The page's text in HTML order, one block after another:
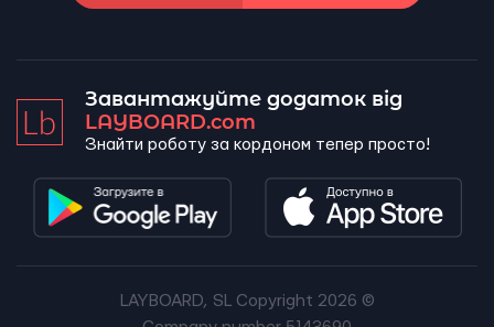
Завантажуйте додаток від
LAYBOARD.com
Знайти роботу за кордоном тепер просто!
LAYBOARD, SL Copyright 2026 ©